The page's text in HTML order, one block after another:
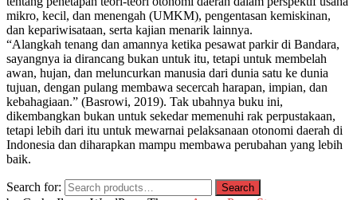
mikro, kecil, dan menengah (UMKM), pengentasan kemiskinan,
dan kepariwisataan, serta kajian menarik lainnya.
“Alangkah tenang dan amannya ketika pesawat parkir di Bandara,
sayangnya ia dirancang bukan untuk itu, tetapi untuk membelah
awan, hujan, dan meluncurkan manusia dari dunia satu ke dunia
tujuan, dengan pulang membawa secercah harapan, impian, dan
kebahagiaan.” (Basrowi, 2019). Tak ubahnya buku ini,
dikembangkan bukan untuk sekedar memenuhi rak perpustakaan,
tetapi lebih dari itu untuk mewarnai pelaksanaan otonomi daerah di
Indonesia dan diharapkan mampu membawa perubahan yang lebih
baik.
Search for: Search